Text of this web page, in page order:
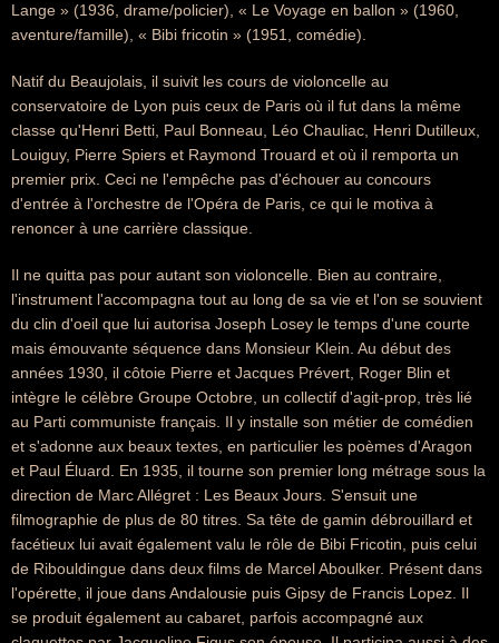
Lange » (1936, drame/policier), « Le Voyage en ballon » (1960,
aventure/famille), « Bibi fricotin » (1951, comédie).
Natif du Beaujolais, il suivit les cours de violoncelle au
conservatoire de Lyon puis ceux de Paris où il fut dans la même
classe qu'Henri Betti, Paul Bonneau, Léo Chauliac, Henri Dutilleux,
Louiguy, Pierre Spiers et Raymond Trouard et où il remporta un
premier prix. Ceci ne l'empêche pas d'échouer au concours
d'entrée à l'orchestre de l'Opéra de Paris, ce qui le motiva à
renoncer à une carrière classique.
Il ne quitta pas pour autant son violoncelle. Bien au contraire,
l'instrument l'accompagna tout au long de sa vie et l'on se souvient
du clin d'oeil que lui autorisa Joseph Losey le temps d'une courte
mais émouvante séquence dans Monsieur Klein. Au début des
années 1930, il côtoie Pierre et Jacques Prévert, Roger Blin et
intègre le célèbre Groupe Octobre, un collectif d'agit-prop, très lié
au Parti communiste français. Il y installe son métier de comédien
et s'adonne aux beaux textes, en particulier les poèmes d'Aragon
et Paul Éluard. En 1935, il tourne son premier long métrage sous la
direction de Marc Allégret : Les Beaux Jours. S'ensuit une
filmographie de plus de 80 titres. Sa tête de gamin débrouillard et
facétieux lui avait également valu le rôle de Bibi Fricotin, puis celui
de Ribouldingue dans deux films de Marcel Aboulker. Présent dans
l'opérette, il joue dans Andalousie puis Gipsy de Francis Lopez. Il
se produit également au cabaret, parfois accompagné aux